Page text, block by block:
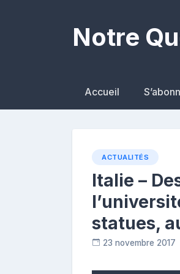
Notre
Accueil
ACTUALITÉS
Italie –
statues,
23 novembre 2017